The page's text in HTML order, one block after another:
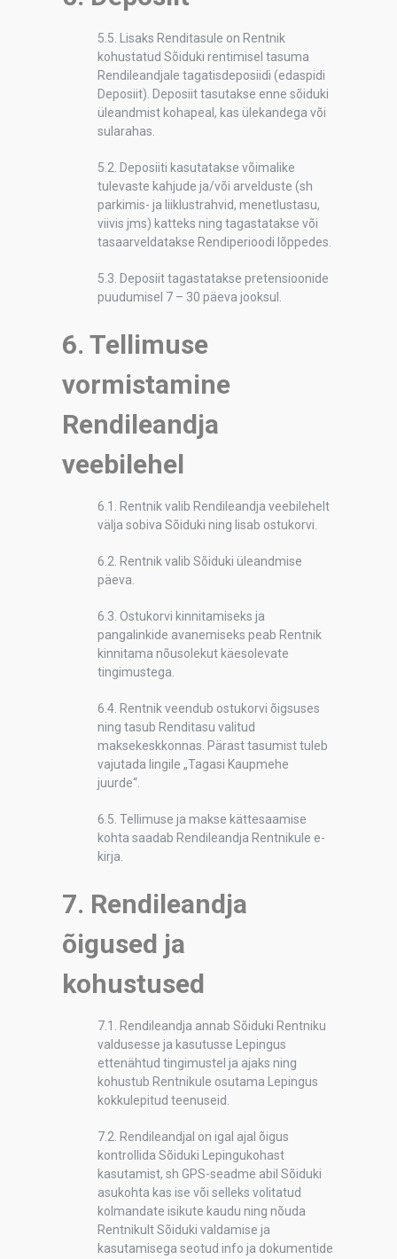
5.5. Lisaks Renditasule on Rentnik
kohustatud Sõiduki rentimisel tasuma
Rendileandjale tagatisdeposiidi (edaspidi
Deposiit). Deposiit tasutakse enne sõiduki
üleandmist kohapeal, kas ülekandega või
sularahas.
5.2. Deposiiti kasutatakse võimalike
tulevaste kahjude ja/või arvelduste (sh
parkimis- ja liiklustrahvid, menetlustasu,
viivis jms) katteks ning tagastatakse või
tasaarveldatakse Rendiperioodi lõppedes.
5.3. Deposiit tagastatakse pretensioonide
puudumisel 7 – 30 päeva jooksul.
6. Tellimuse
vormistamine
Rendileandja
veebilehel
6.1. Rentnik valib Rendileandja veebilehelt
välja sobiva Sõiduki ning lisab ostukorvi.
6.2. Rentnik valib Sõiduki üleandmise
päeva.
6.3. Ostukorvi kinnitamiseks ja
pangalinkide avanemiseks peab Rentnik
kinnitama nõusolekut käesolevate
tingimustega.
6.4. Rentnik veendub ostukorvi õigsuses
ning tasub Renditasu valitud
maksekeskkonnas. Pärast tasumist tuleb
vajutada lingile „Tagasi Kaupmehe
juurde“.
6.5. Tellimuse ja makse kättesaamise
kohta saadab Rendileandja Rentnikule e-
kirja.
7. Rendileandja
õigused ja
kohustused
7.1. Rendileandja annab Sõiduki Rentniku
valdusesse ja kasutusse Lepingus
ettenähtud tingimustel ja ajaks ning
kohustub Rentnikule osutama Lepingus
kokkulepitud teenuseid.
7.2. Rendileandjal on igal ajal õigus
kontrollida Sõiduki Lepingukohast
kasutamist, sh GPS-seadme abil Sõiduki
asukohta kas ise või selleks volitatud
kolmandate isikute kaudu ning nõuda
Rentnikult Sõiduki valdamise ja
kasutamisega seotud info ja dokumentide